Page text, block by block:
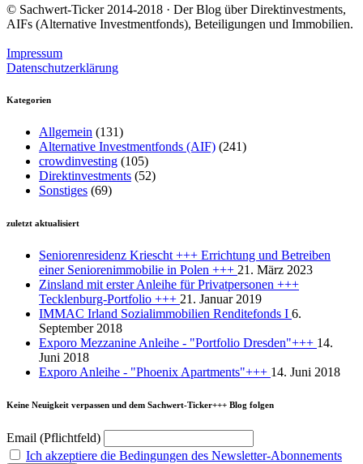
© Sachwert-Ticker 2014-2018 · Der Blog über Direktinvestments,
AIFs (Alternative Investmentfonds), Beteiligungen und Immobilien.
Impressum
Datenschutzerklärung
Kategorien
Allgemein (131)
Alternative Investmentfonds (AIF) (241)
crowdinvesting (105)
Direktinvestments (52)
Sonstiges (69)
zuletzt aktualisiert
Seniorenresidenz Kriescht +++ Errichtung und Betreiben
einer Seniorenimmobilie in Polen +++ 21. März 2023
Zinsland mit erster Anleihe für Privatpersonen +++
Tecklenburg-Portfolio +++ 21. Januar 2019
IMMAC Irland Sozialimmobilien Renditefonds I 6.
September 2018
Exporo Mezzanine Anleihe - "Portfolio Dresden"+++ 14.
Juni 2018
Exporo Anleihe - "Phoenix Apartments"+++ 14. Juni 2018
Keine Neuigkeit verpassen und dem Sachwert-Ticker+++ Blog folgen
Email (Pflichtfeld)
Ich akzeptiere die Bedingungen des Newsletter-Abonnements